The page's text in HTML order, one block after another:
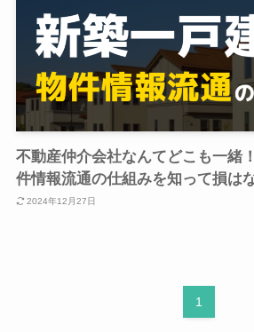
不動産仲介会社なんてどこも一緒
件情報流通の仕組みを知って損は
2024年12月27日
1